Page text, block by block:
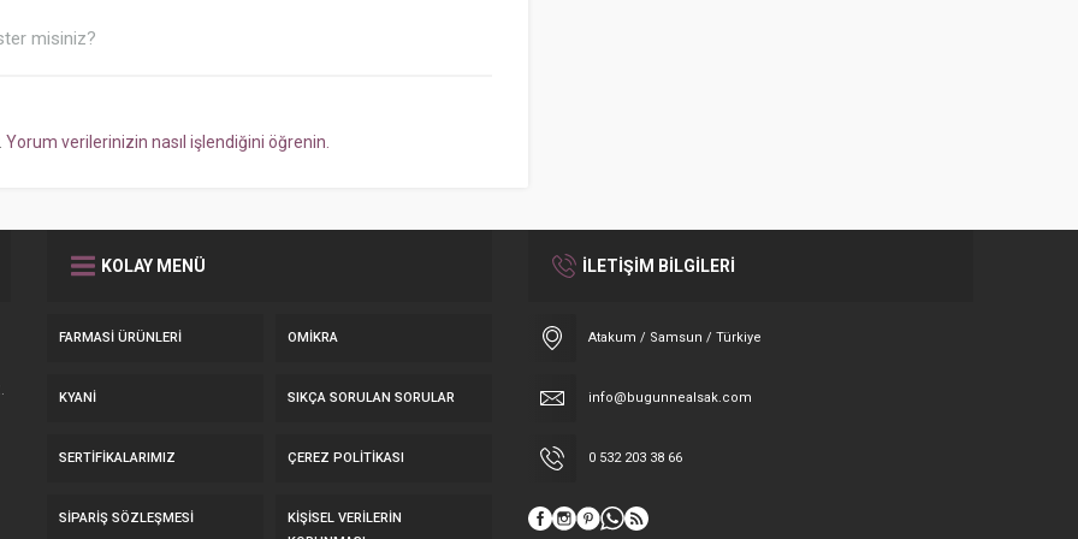
misiniz?
Yorum verilerinizin nasıl işlendiğini öğrenin.
KOLAY MENÜ
FARMASI ÜRÜNLERI OMIKRA
KYANI SIKÇA SORULAN SORULAR
SERTIFIKALARIMIZ ÇEREZ POLITIKASI
SIPARIŞ SÖZLEŞMESI
KIŞISEL VERILERIN
İLETİŞİM BİLGİLERİ
Atakum / Samsun / Türkiye
info@bugunnealsak.com
0 532 203 38 66